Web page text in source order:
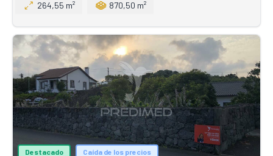
264,55 m²
870,50 m²
Destacado Caída de los precios